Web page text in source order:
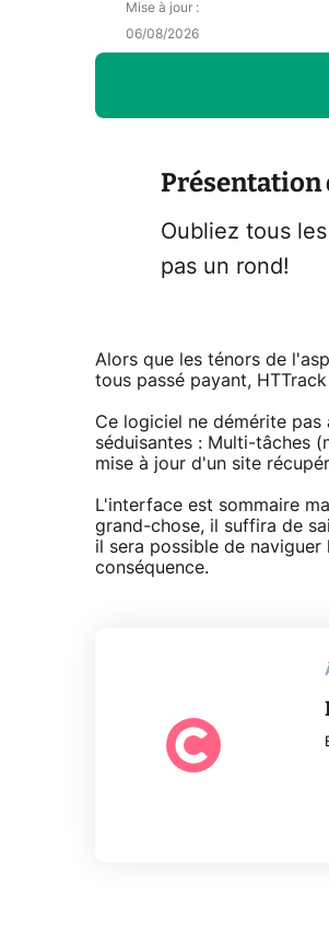
Mise à jour:
06/08/2026
Présentation
Oubliez tous
pas un rond!
Alors que les ténors de
tous passé payant,
Ce logiciel ne démérite
séduisantes : Multi-tâches
mise à jour d'un site
L'interface est sommaire
grand-chose, il suffira de
il sera possible de
conséquence.